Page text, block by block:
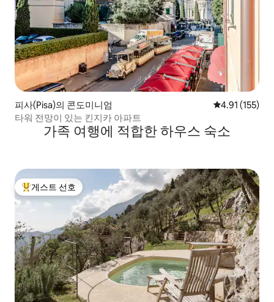
피사(Pisa)의 콘도미니엄 평점 4.91점(5
4.91 (155)
타워 전망이 있는 킨지카 아파트
가족 여행에 적합한 하우스 숙소
상위 게스트 선호
게스트 선호